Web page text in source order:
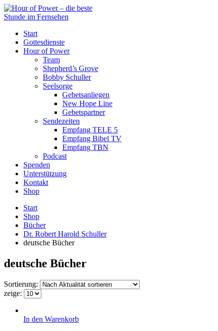
Start
Gottesdienste
Hour of Power
Team
Shepherd’s Grove
Bobby Schuller
Seelsorge
Gebetsanliegen
New Hope Line
Gebetspartner
Sendezeiten
Empfang TELE 5
Empfang Bibel TV
Empfang TBN
Podcast
Spenden
Unterstützung
Kontakt
Shop
Start
Shop
Bücher
Dr. Robert Harold Schuller
deutsche Bücher
deutsche Bücher
Sortierung:
zeige:
In den Warenkorb